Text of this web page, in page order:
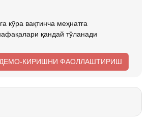
кўра вақтинча меҳнатга
қандай тўланади
КИРИШНИ ФАОЛЛАШТИРИШ